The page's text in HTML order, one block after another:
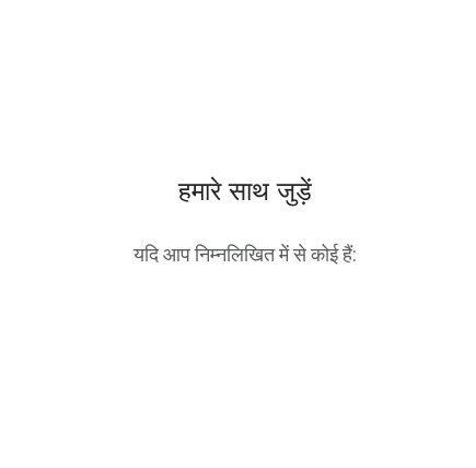
हमारे साथ जुड़ें
यदि आप निम्नलिखित में से कोई हैं: